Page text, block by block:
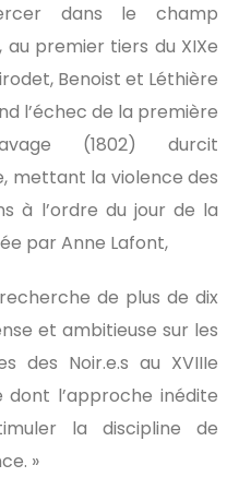
dans le champ
premier tiers du XIXe
Benoist et Léthière
l’échec de la première
(1802) durcit
mettant la violence des
à l’ordre du jour de la
par Anne Lafont,
de plus de dix
et ambitieuse sur les
des Noir.e.s au XVIIIe
dont l’approche inédite
la discipline de
»